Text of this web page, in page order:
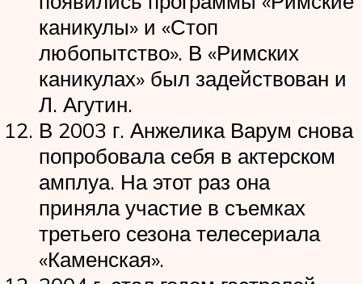
каникулы» и «Стоп
любопытство». В «Римских
каникулах» был задействован и
Л. Агутин.
В 2003 г. Анжелика Варум снова
попробовала себя в актерском
амплуа. На этот раз она
приняла участие в съемках
третьего сезона телесериала
«Каменская».